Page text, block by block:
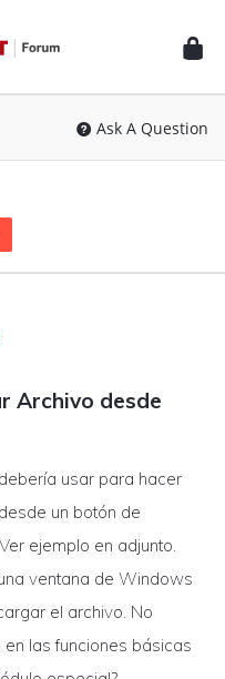
Ask A Question
Archivo desde
usar para hacer
un botón de
ejemplo en adjunto.
ventana de Windows
el archivo. No
las funciones básicas